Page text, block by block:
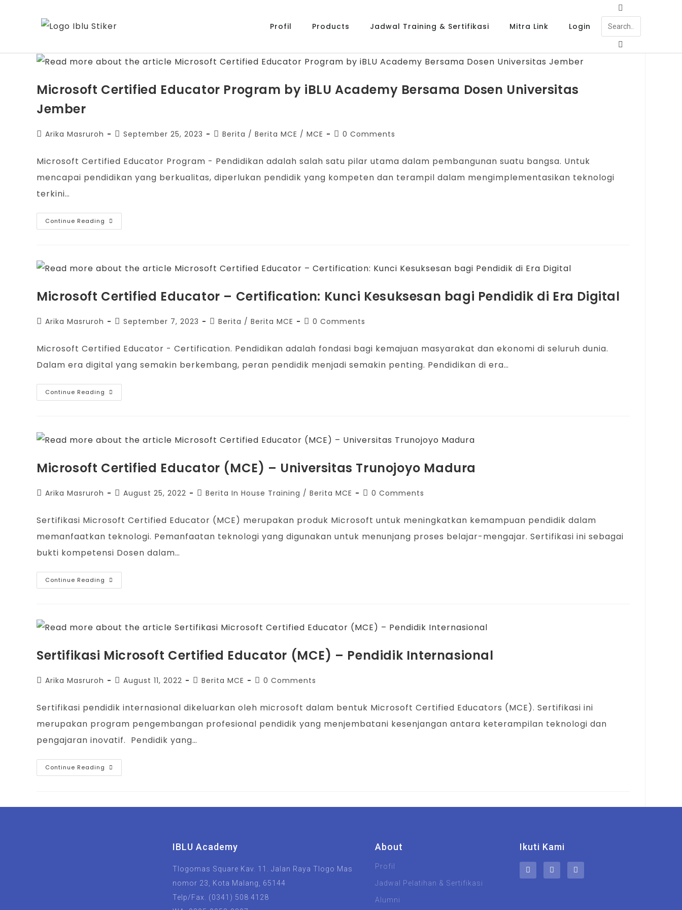
Profil Products Jadwal Training & Sertifikasi Mitra Link Login
Microsoft Certified Educator Program by iBLU Academy Bersama Dosen Universitas
Jember
Arika Masruroh September 25, 2023 Berita / Berita MCE / MCE 0 Comments
Microsoft Certified Educator Program - Pendidikan adalah salah satu pilar utama dalam pembangunan suatu bangsa. Untuk
mencapai pendidikan yang berkualitas, diperlukan pendidik yang kompeten dan terampil dalam mengimplementasikan teknologi
terkini…
Continue Reading
Microsoft Certified Educator – Certification: Kunci Kesuksesan bagi Pendidik di Era Digital
Arika Masruroh September 7, 2023 Berita / Berita MCE 0 Comments
Microsoft Certified Educator - Certification. Pendidikan adalah fondasi bagi kemajuan masyarakat dan ekonomi di seluruh dunia.
Dalam era digital yang semakin berkembang, peran pendidik menjadi semakin penting. Pendidikan di era…
Continue Reading
Microsoft Certified Educator (MCE) – Universitas Trunojoyo Madura
Arika Masruroh August 25, 2022 Berita In House Training / Berita MCE 0 Comments
Sertifikasi Microsoft Certified Educator (MCE) merupakan produk Microsoft untuk meningkatkan kemampuan pendidik dalam
memanfaatkan teknologi. Pemanfaatan teknologi yang digunakan untuk menunjang proses belajar-mengajar. Sertifikasi ini sebagai
bukti kompetensi Dosen dalam…
Continue Reading
Sertifikasi Microsoft Certified Educator (MCE) – Pendidik Internasional
Arika Masruroh August 11, 2022 Berita MCE 0 Comments
Sertifikasi pendidik internasional dikeluarkan oleh microsoft dalam bentuk Microsoft Certified Educators (MCE). Sertifikasi ini
merupakan program pengembangan profesional pendidik yang menjembatani kesenjangan antara keterampilan teknologi dan
pengajaran inovatif. Pendidik yang…
Continue Reading
IBLU Academy
Tlogomas Square Kav. 11. Jalan Raya Tlogo Mas
nomor 23, Kota Malang, 65144
Telp/Fax. (0341) 508 4128
About
Profil
Jadwal Pelatihan & Sertifikasi
Alumni
Ikuti Kami